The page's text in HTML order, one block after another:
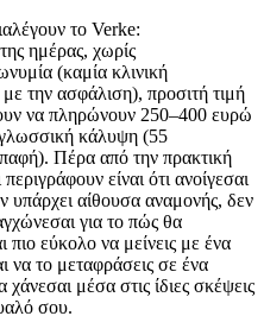
το Verke:
ημέρας, χωρίς
(καμία κλινική
την ασφάλιση), προσιτή τιμή
να πληρώνουν 250–400 ευρώ
κάλυψη (55
Πέρα από την πρακτική
είναι ότι ανοίγεσαι
αίθουσα αναμονής, δεν
για το πώς θα
πιο εύκολο να μείνεις με ένα
να το μεταφράσεις σε ένα
μέσα στις ίδιες σκέψεις
σου.